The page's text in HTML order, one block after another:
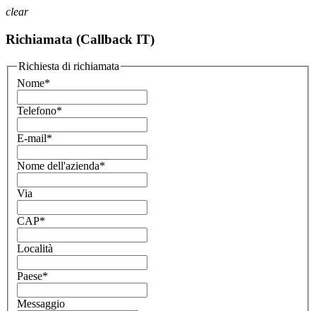
clear
Richiamata (Callback IT)
Richiesta di richiamata
Nome*
Telefono*
E-mail*
Nome dell'azienda*
Via
CAP*
Località
Paese*
Messaggio